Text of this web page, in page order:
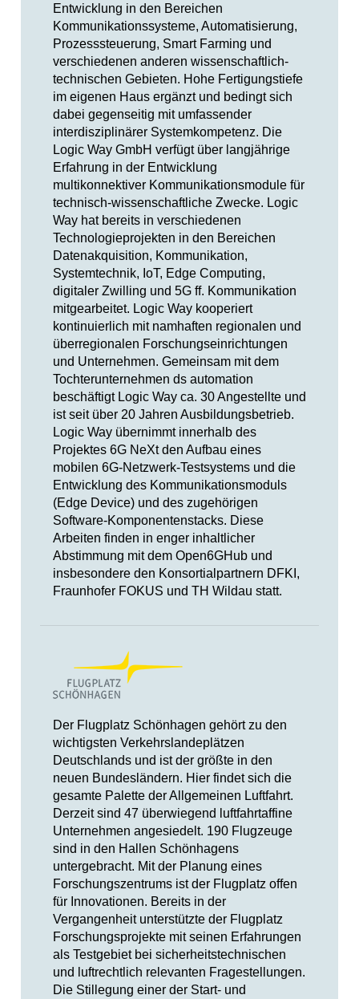
Entwicklung in den Bereichen
Kommunikationssysteme, Automatisierung,
Prozesssteuerung, Smart Farming und
verschiedenen anderen wissenschaftlich-
technischen Gebieten. Hohe Fertigungstiefe
im eigenen Haus ergänzt und bedingt sich
dabei gegenseitig mit umfassender
interdisziplinärer Systemkompetenz. Die
Logic Way GmbH verfügt über langjährige
Erfahrung in der Entwicklung
multikonnektiver Kommunikationsmodule für
technisch-wissenschaftliche Zwecke. Logic
Way hat bereits in verschiedenen
Technologieprojekten in den Bereichen
Datenakquisition, Kommunikation,
Systemtechnik, IoT, Edge Computing,
digitaler Zwilling und 5G ff. Kommunikation
mitgearbeitet. Logic Way kooperiert
kontinuierlich mit namhaften regionalen und
überregionalen Forschungseinrichtungen
und Unternehmen. Gemeinsam mit dem
Tochterunternehmen ds automation
beschäftigt Logic Way ca. 30 Angestellte und
ist seit über 20 Jahren Ausbildungsbetrieb.
Logic Way übernimmt innerhalb des
Projektes 6G NeXt den Aufbau eines
mobilen 6G-Netzwerk-Testsystems und die
Entwicklung des Kommunikationsmoduls
(Edge Device) und des zugehörigen
Software-Komponentenstacks. Diese
Arbeiten finden in enger inhaltlicher
Abstimmung mit dem Open6GHub und
insbesondere den Konsortialpartnern DFKI,
Fraunhofer FOKUS und TH Wildau statt.
Der Flugplatz Schönhagen gehört zu den
wichtigsten Verkehrslandeplätzen
Deutschlands und ist der größte in den
neuen Bundesländern. Hier findet sich die
gesamte Palette der Allgemeinen Luftfahrt.
Derzeit sind 47 überwiegend luftfahrtaffine
Unternehmen angesiedelt. 190 Flugzeuge
sind in den Hallen Schönhagens
untergebracht. Mit der Planung eines
Forschungszentrums ist der Flugplatz offen
für Innovationen. Bereits in der
Vergangenheit unterstützte der Flugplatz
Forschungsprojekte mit seinen Erfahrungen
als Testgebiet bei sicherheitstechnischen
und luftrechtlich relevanten Fragestellungen.
Die Stillegung einer der Start- und